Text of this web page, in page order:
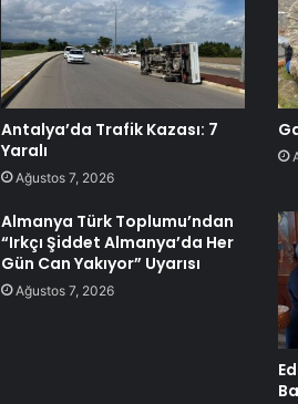
Antalya’da Trafik Kazası: 7
Yaralı
Ağustos 7, 2026
Almanya Türk Toplumu’ndan
“Irkçı Şiddet Almanya’da Her
Gün Can Yakıyor” Uyarısı
Ağustos 7, 2026